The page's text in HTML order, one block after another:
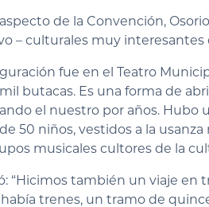
de la Convención,
– culturales muy
fue en el Teatro
butacas. Es una forma de
el nuestro por años. Hubo
50 niños, vestidos a la
musicales cultores de la
“Hicimos también un viaje en
trenes, un tramo de